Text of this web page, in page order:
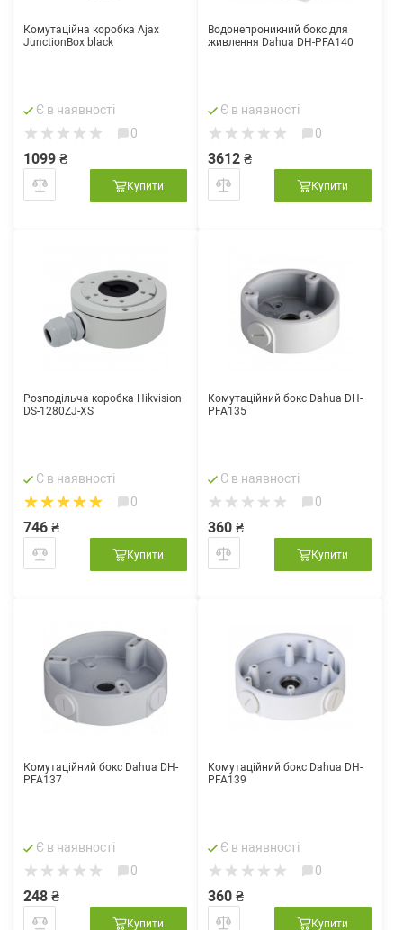
Комутаційна коробка Ajax
JunctionBox black
Є в наявності
0
1099 ₴
Купити
Водонепроникний бокс для
живлення Dahua DH-PFA140
Є в наявності
0
3612 ₴
Купити
Розподільча коробка Hikvision
DS-1280ZJ-XS
Є в наявності
0
746 ₴
Купити
Комутаційний бокс Dahua DH-
PFA135
Є в наявності
0
360 ₴
Купити
Комутаційний бокс Dahua DH-
PFA137
Є в наявності
0
248 ₴
Купити
Комутаційний бокс Dahua DH-
PFA139
Є в наявності
0
360 ₴
Купити